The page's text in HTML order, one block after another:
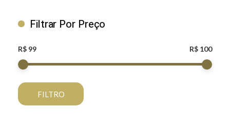
Filtrar Por Preço
R$ 99 R$ 100
FILTRO